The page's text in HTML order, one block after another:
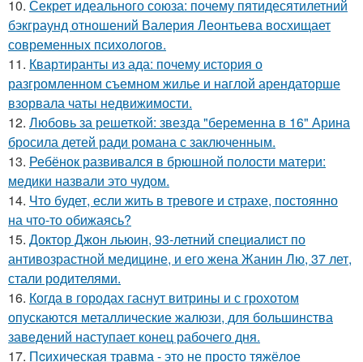
10. Секрет идеального союза: почему пятидесятилетний
бэкграунд отношений Валерия Леонтьева восхищает
современных психологов.
11. Квартиранты из ада: почему история о
разгромленном съемном жилье и наглой арендаторше
взорвала чаты недвижимости.
12. Любовь за решеткой: звезда "беременна в 16" Арина
бросила детей ради романа с заключенным.
13. Ребёнок развивался в брюшной полости матери:
медики назвали это чудом.
14. Что будет, если жить в тревоге и страхе, постоянно
на что-то обижаясь?
15. Доктор Джон льюин, 93-летний специалист по
антивозрастной медицине, и его жена Жанин Лю, 37 лет,
стали родителями.
16. Когда в городах гаснут витрины и с грохотом
опускаются металлические жалюзи, для большинства
заведений наступает конец рабочего дня.
17. Пcиxическая травма - это не просто тяжёлое